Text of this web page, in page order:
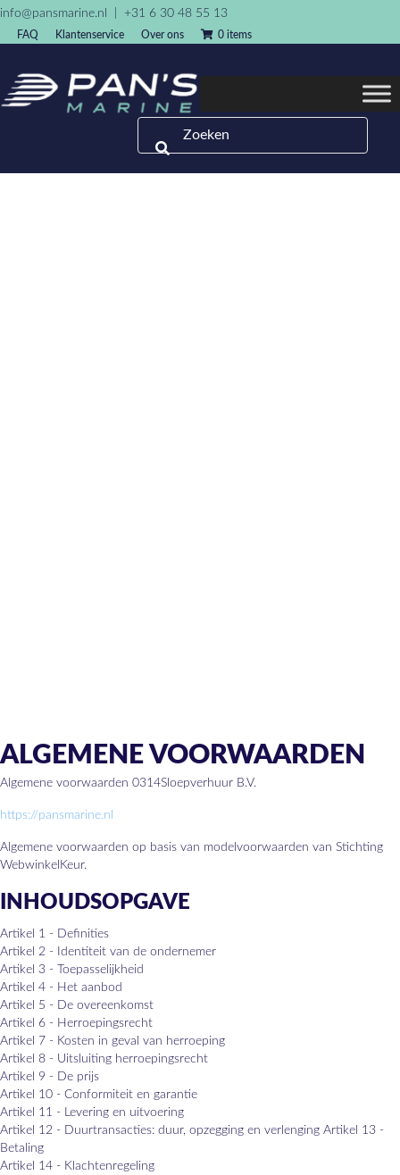
info@pansmarine.nl +31 6 30 48 55 13
FAQ Klantenservice Over ons 0 items
ALGEMENE VOORWAARDEN
Algemene voorwaarden 0314Sloepverhuur B.V.
https://pansmarine.nl
Algemene voorwaarden op basis van modelvoorwaarden van Stichting
WebwinkelKeur.
INHOUDSOPGAVE
Artikel 1 - Definities
Artikel 2 - Identiteit van de ondernemer
Artikel 3 - Toepasselijkheid
Artikel 4 - Het aanbod
Artikel 5 - De overeenkomst
Artikel 6 - Herroepingsrecht
Artikel 7 - Kosten in geval van herroeping
Artikel 8 - Uitsluiting herroepingsrecht
Artikel 9 - De prijs
Artikel 10 - Conformiteit en garantie
Artikel 11 - Levering en uitvoering
Artikel 12 - Duurtransacties: duur, opzegging en verlenging Artikel 13 -
Betaling
Artikel 14 - Klachtenregeling